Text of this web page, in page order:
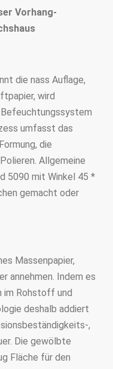
Vorhang-
die nass Auflage,
wird
umfasst das
die
Allgemeine
5090 mit Winkel 45 *
gemacht oder
Massenpapier,
annehmen. Indem es
im Rohstoff und
deshalb addiert
,
Die gewölbte
Fläche für den